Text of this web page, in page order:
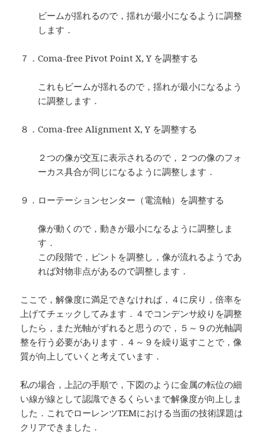
ビームが揺れるので，揺れが最小になるように調整
します．
７．Coma-free Pivot Point X, Y を調整する
これもビームが揺れるので，揺れが最小になるよう
に調整します．
８．Coma-free Alignment X, Y を調整する
２つの像が交互に表示されるので，２つの像のフォ
ーカス具合が同じになるように調整します．
９．ローテーションセンター（電流軸）を調整する
像が動くので，動きが最小になるように調整しま
す．
この段階で，ピントを調整し，像が流れるようであ
れば対物非点があるので調整します．
ここで，解像度に満足できなければ，４に戻り，倍率を
上げてチェックしてみます．４でコンデンサ絞りを調整
したら，また光軸がずれると思うので，５～９の光軸調
整を行う必要があります．４～９を繰り返すことで，像
質が向上していくと考えています．
私の場合，上記の手順で，下図のように金属の転位の細
い線が線として認識できるくらいまで解像度が向上しま
した．これでローレンツTEMにおける当面の技術課題は
クリアできました．